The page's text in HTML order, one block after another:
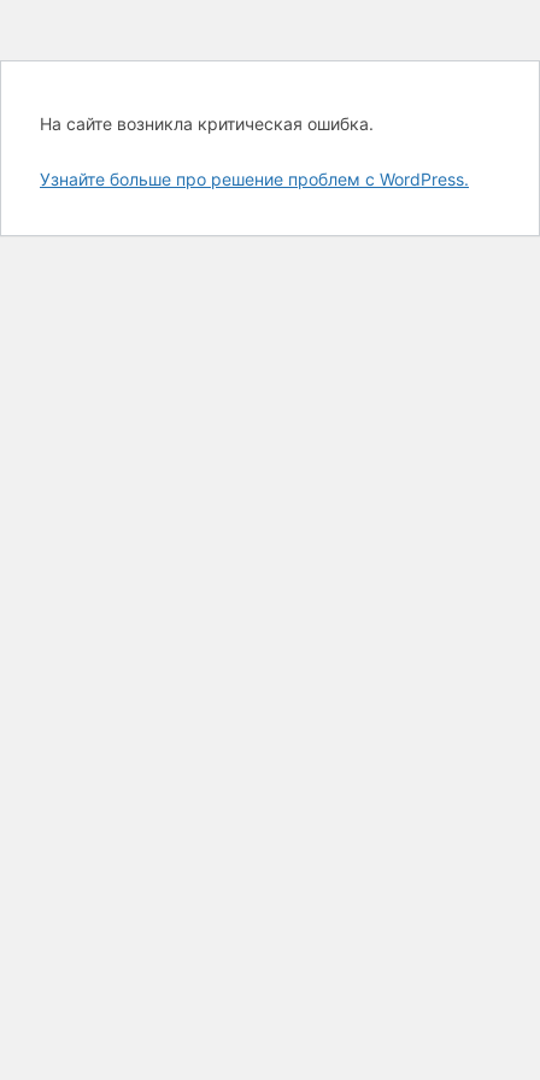
На сайте возникла критическая ошибка.
Узнайте больше про решение проблем с WordPress.